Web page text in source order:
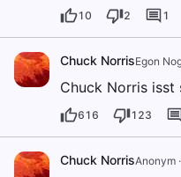
10 2 1
Chuck NorrisEgon
Chuck Norris isst
616 123
Chuck NorrisAnonym ·